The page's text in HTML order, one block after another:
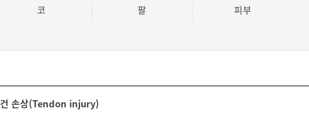
코 팔 피부
건 손상(Tendon injury)